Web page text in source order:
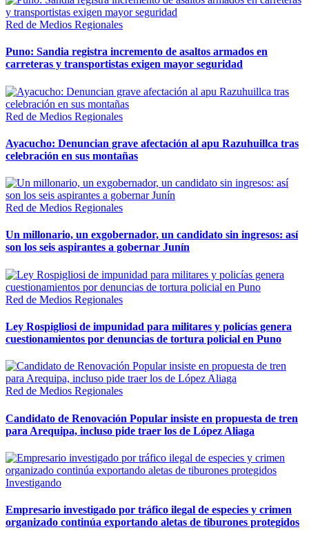
Red de Medios Regionales
Puno: Sandia registra incremento de asaltos armados en
carreteras y transportistas exigen mayor seguridad
Red de Medios Regionales
Ayacucho: Denuncian grave afectación al apu Razuhuillca tras
celebración en sus montañas
Red de Medios Regionales
Un millonario, un exgobernador, un candidato sin ingresos: así
son los seis aspirantes a gobernar Junín
Red de Medios Regionales
Ley Rospigliosi de impunidad para militares y policías genera
cuestionamientos por denuncias de tortura policial en Puno
Red de Medios Regionales
Candidato de Renovación Popular insiste en propuesta de tren
para Arequipa, incluso pide traer los de López Aliaga
Investigando
Empresario investigado por tráfico ilegal de especies y crimen
organizado continúa exportando aletas de tiburones protegidos